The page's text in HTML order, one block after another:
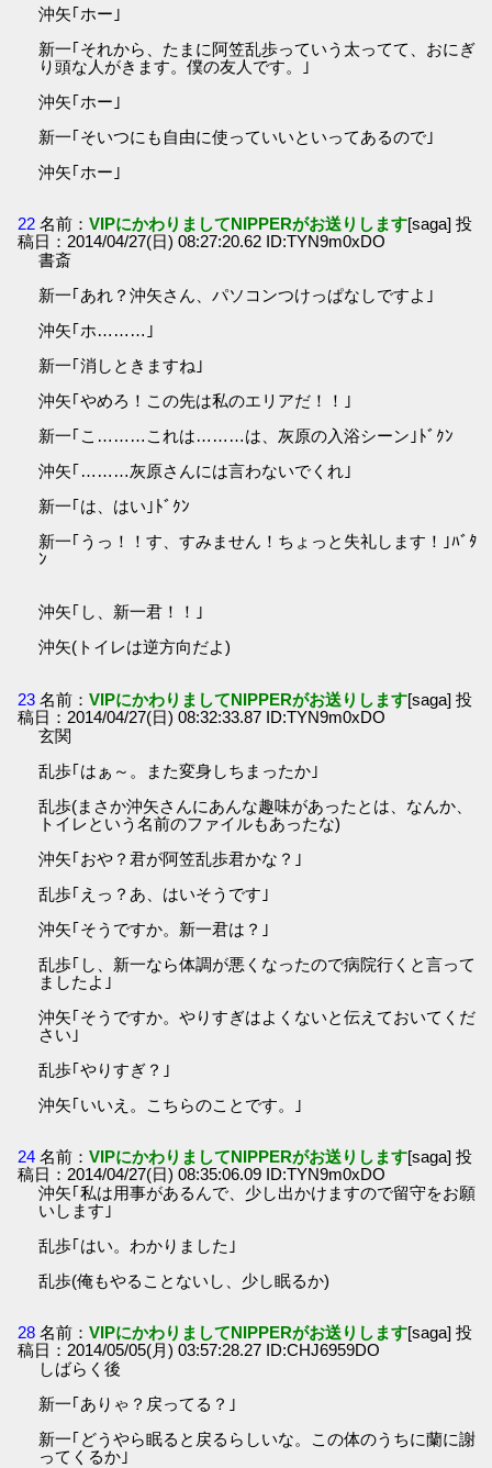
沖矢｢ホー｣
新一｢それから、たまに阿笠乱歩っていう太ってて、おにぎ
り頭な人がきます。僕の友人です。｣
沖矢｢ホー｣
新一｢そいつにも自由に使っていいといってあるので｣
沖矢｢ホー｣
22 名前：VIPにかわりましてNIPPERがお送りします[saga] 投
稿日：2014/04/27(日) 08:27:20.62 ID:TYN9m0xDO
書斎
新一｢あれ？沖矢さん、パソコンつけっぱなしですよ｣
沖矢｢ホ………｣
新一｢消しときますね｣
沖矢｢やめろ！この先は私のエリアだ！！｣
新一｢こ………これは………は、灰原の入浴シーン｣ﾄﾞｸﾝ
沖矢｢………灰原さんには言わないでくれ｣
新一｢は、はい｣ﾄﾞｸﾝ
新一｢うっ！！す、すみません！ちょっと失礼します！｣ﾊﾞﾀ
ﾝ
沖矢｢し、新一君！！｣
沖矢(トイレは逆方向だよ)
23 名前：VIPにかわりましてNIPPERがお送りします[saga] 投
稿日：2014/04/27(日) 08:32:33.87 ID:TYN9m0xDO
玄関
乱歩｢はぁ～。また変身しちまったか｣
乱歩(まさか沖矢さんにあんな趣味があったとは、なんか、
トイレという名前のファイルもあったな)
沖矢｢おや？君が阿笠乱歩君かな？｣
乱歩｢えっ？あ、はいそうです｣
沖矢｢そうですか。新一君は？｣
乱歩｢し、新一なら体調が悪くなったので病院行くと言って
ましたよ｣
沖矢｢そうですか。やりすぎはよくないと伝えておいてくだ
さい｣
乱歩｢やりすぎ？｣
沖矢｢いいえ。こちらのことです。｣
24 名前：VIPにかわりましてNIPPERがお送りします[saga] 投
稿日：2014/04/27(日) 08:35:06.09 ID:TYN9m0xDO
沖矢｢私は用事があるんで、少し出かけますので留守をお願
いします｣
乱歩｢はい。わかりました｣
乱歩(俺もやることないし、少し眠るか)
28 名前：VIPにかわりましてNIPPERがお送りします[saga] 投
稿日：2014/05/05(月) 03:57:28.27 ID:CHJ6959DO
しばらく後
新一｢ありゃ？戻ってる？｣
新一｢どうやら眠ると戻るらしいな。この体のうちに蘭に謝
ってくるか｣